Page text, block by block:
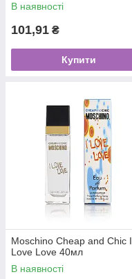
В наявності
101,91 ₴
Купити
Moschino Cheap and Chic I
Love Love 40мл
В наявності